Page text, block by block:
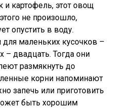
и картофель, этот овощ
не произошло,
опустить в воду.
маленьких кусочков –
– двадцать. Тогда они
размякнуть до
корни напоминают
запечь или приготовить
быть хорошим